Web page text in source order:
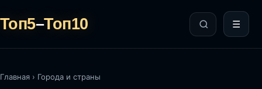
Топ5–Топ10 ☰
Главная › Города и страны